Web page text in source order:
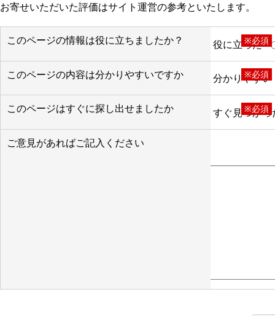
お寄せいただいた評価はサイト運営の参考といたします。
このページの情報は役に立ちましたか？ ※必須
役に立った
このページの内容は分かりやすいですか ※必須
分かりやすい
このページはすぐに探し出せましたか ※必須
すぐ見つかっ
ご意見があればご記入ください